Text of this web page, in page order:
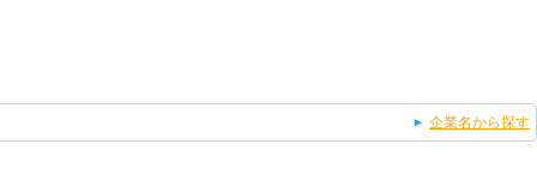
企業名から探す